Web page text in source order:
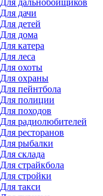
Для дальнобойщиков
Для дачи
Для детей
Для дома
Для катера
Для леса
Для охоты
Для охраны
Для пейнтбола
Для полиции
Для походов
Для радиолюбителей
Для ресторанов
Для рыбалки
Для склада
Для страйкбола
Для стройки
Для такси